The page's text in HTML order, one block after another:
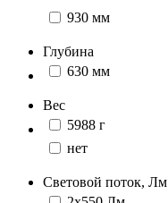
930 мм
Глубина
630 мм
Вес
5988 г
нет
Световой поток, Лм